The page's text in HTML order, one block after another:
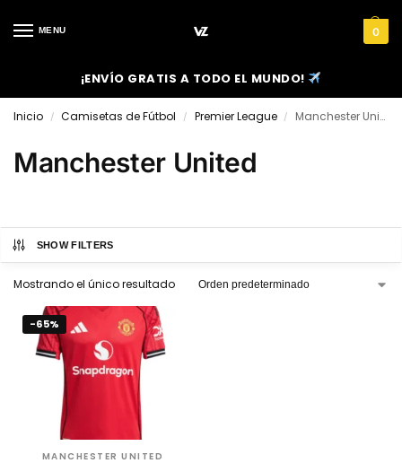
MENU 0
¡ENVÍO GRATIS A TODO EL MUNDO!
Inicio / Camisetas de Fútbol / Premier League / Manchester United
Manchester United
SHOW FILTERS
Mostrando el único resultado
-65%
MANCHESTER UNITED